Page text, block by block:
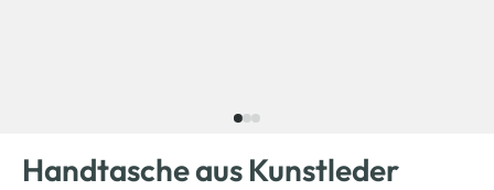
Handtasche aus Kunstleder